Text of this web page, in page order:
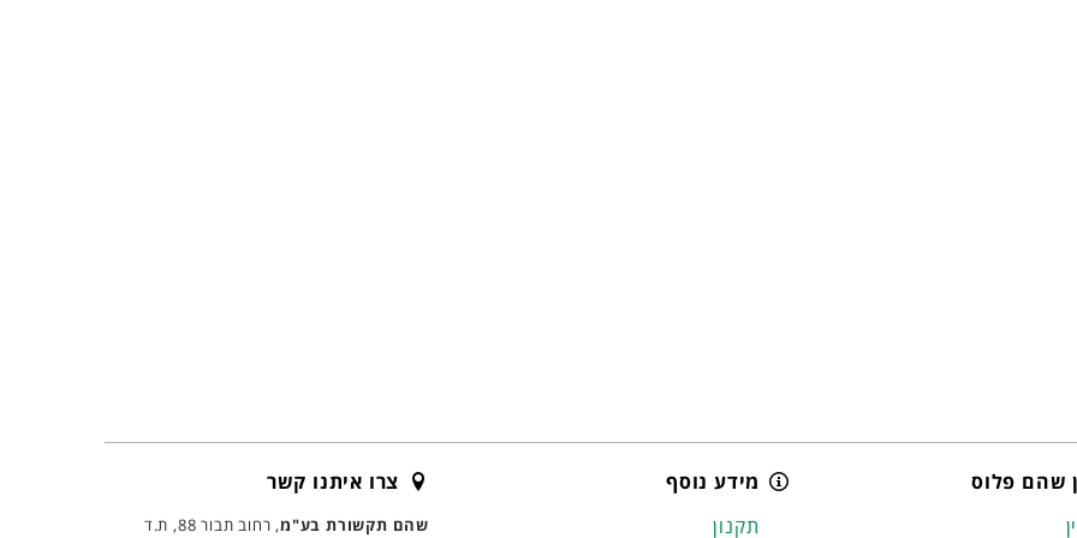
צרו איתנו קשר
שהם תקשורת בע"מ
, רחוב תבור 88, ת.ד
מידע נוסף
תקנון
שהם פלוס